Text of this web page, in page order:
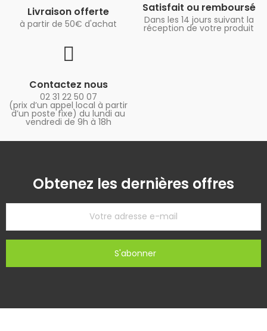
Livraison offerte
à partir de 50€ d'achat
Satisfait ou remboursé
Dans les 14 jours suivant la
réception de votre produit
Contactez nous
02 31 22 50 07
(prix d’un appel local à partir
d’un poste fixe) du lundi au
vendredi de 9h à 18h
Obtenez les dernières offres
S'abonner